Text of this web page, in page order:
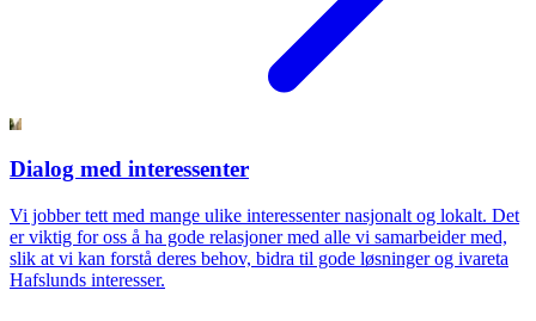
Dialog med interessenter
Vi jobber tett med mange ulike interessenter nasjonalt og lokalt. Det
er viktig for oss å ha gode relasjoner med alle vi samarbeider med,
slik at vi kan forstå deres behov, bidra til gode løsninger og ivareta
Hafslunds interesser.